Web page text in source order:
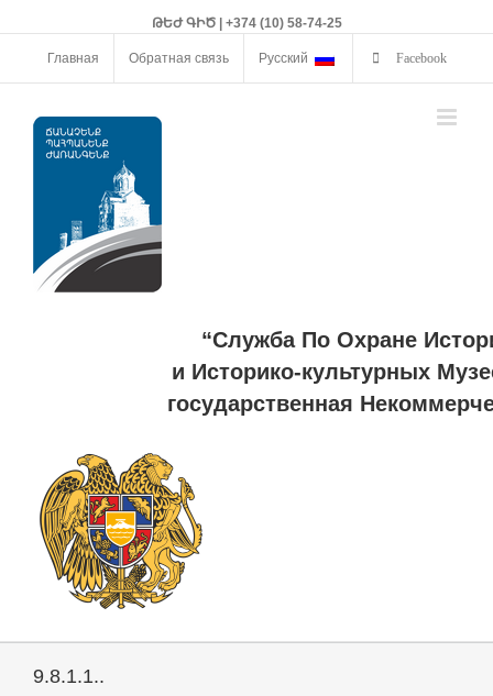
ԹԵԺ ԳԻԾ | +374 (10) 58-74-25
Главная Обратная связь Русский Facebook
“Служба По Охране
и Историко-культурных
государственная
9.8.1.1..